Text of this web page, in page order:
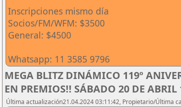
Inscripciones mismo día
Socios/FM/WFM: $3500
General: $4500
Whatsapp: 11 3585 9796
MEGA BLITZ DINÁMICO 119º
EN PREMIOS!! SÁBADO 20 DE ABRIL
Última actualización21.04.2024 03:11:42, Propietario/Última